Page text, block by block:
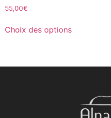
55,00€
Choix des options